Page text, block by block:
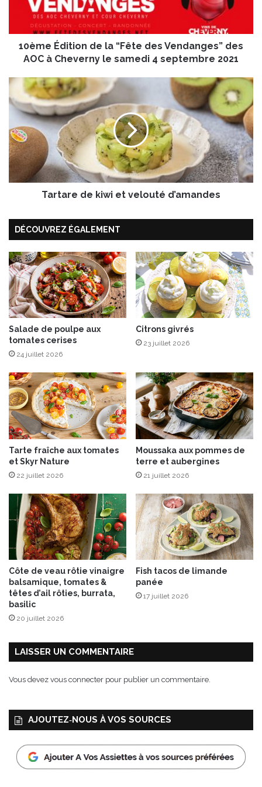
t
d
l
“
F
ê
e
s
e
n
d
a
n
g
e
s
”
d
s
A
O
C
à
C
h
e
v
e
s
a
m
e
i
e
t
m
10ème Édition de la “Fête des Vendanges” des
AOC à Cheverny le samedi 4 septembre 2021
T
a
a
r
e
e
w
t
v
e
l
o
u
t
é
d
a
m
a
n
d
e
s
Tartare de kiwi et velouté d’amandes
DÉCOUVREZ ÉGALEMENT
Salade de poulpe aux
tomates cerises
24 juillet 2026
Citrons givrés
23 juillet 2026
Tarte fraîche aux tomates
et Skyr Nature
22 juillet 2026
Moussaka aux pommes de
terre et aubergines
21 juillet 2026
Côte de veau rôtie vinaigre
balsamique, tomates &
têtes d’ail rôties, burrata,
basilic
20 juillet 2026
Fish tacos de limande
panée
17 juillet 2026
LAISSER UN COMMENTAIRE
Vous devez vous connecter pour publier un commentaire.
AJOUTEZ‑NOUS À VOS SOURCES